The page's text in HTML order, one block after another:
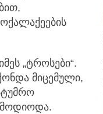
„ტროსები“.
მიცემული,
მოდიოდა.